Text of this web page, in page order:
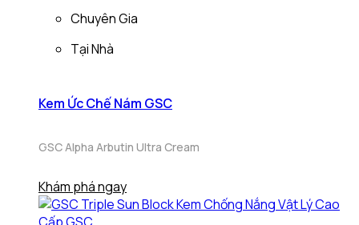
Chuyên Gia
Tại Nhà
Kem Ức Chế Nám GSC
GSC Alpha Arbutin Ultra Cream
Khám phá ngay